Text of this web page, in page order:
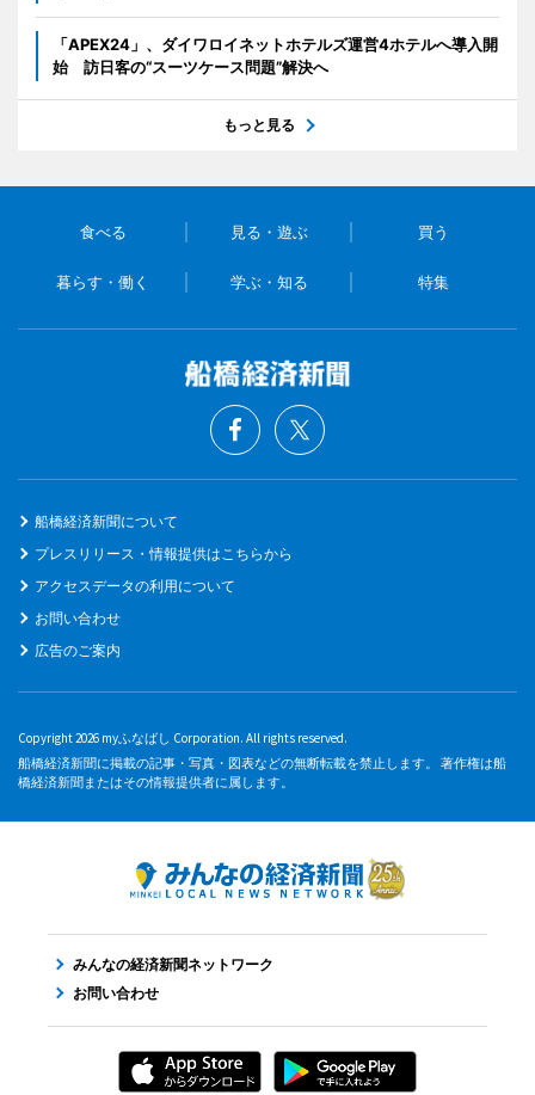
「APEX24」、ダイワロイネットホテルズ運営4ホテルへ導入開
始 訪日客の“スーツケース問題”解決へ
もっと見る
食べる 見る・遊ぶ 買う
暮らす・働く 学ぶ・知る 特集
船橋経済新聞について
プレスリリース・情報提供はこちらから
アクセスデータの利用について
お問い合わせ
広告のご案内
Copyright 2026 myふなばし Corporation. All rights reserved.
船橋経済新聞に掲載の記事・写真・図表などの無断転載を禁止します。 著作権は船
橋経済新聞またはその情報提供者に属します。
みんなの経済新聞ネットワーク
お問い合わせ